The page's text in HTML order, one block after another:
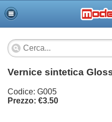
Vernice sintetica
Codice: G005
Prezzo: €3.50